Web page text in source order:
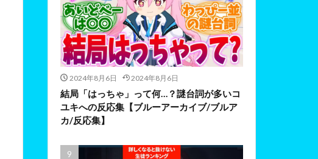
2024年8月6日 2024年8月6日
結局「はっちゃ」って何…？謎台詞が多いコ
ユキへの反応集【ブルーアーカイブ/ブルア
カ/反応集】